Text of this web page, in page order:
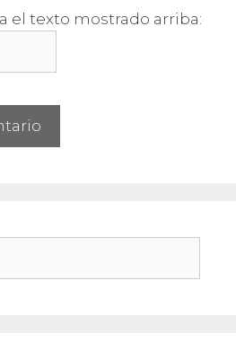
el texto mostrado arriba: